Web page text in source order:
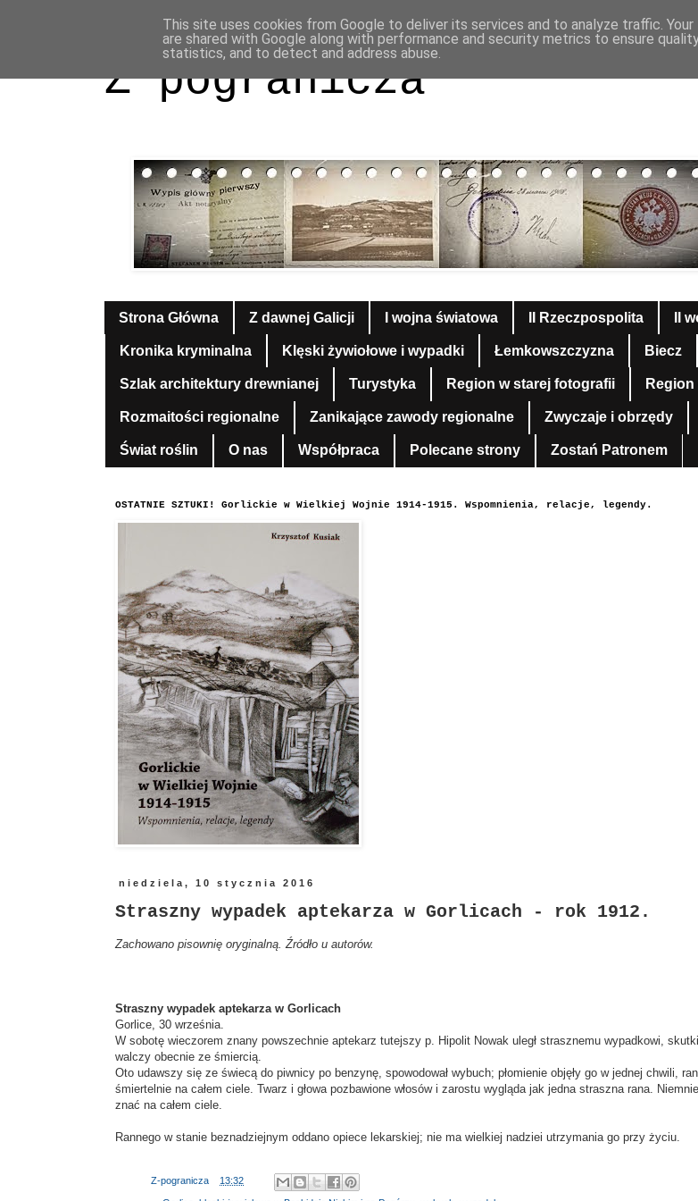
Z pogranicza
Strona Główna Z dawnej Galicji I wojna światowa II Rzeczpospolita II
Kronika kryminalna Klęski żywiołowe i wypadki Łemkowszczyzna Biecz
Szlak architektury drewnianej Turystyka Region w starej fotografii
Rozmaitości regionalne Zanikające zawody regionalne Zwyczaje i obrzędy
Świat roślin O nas Współpraca Polecane strony Zostań Patronem
OSTATNIE SZTUKI! Gorlickie w Wielkiej Wojnie 1914-1915. Wspomnienia, relacje, legendy.
niedziela, 10 stycznia 2016
Straszny wypadek aptekarza w Gorlicach - rok 1912.
Zachowano pisownię oryginalną. Źródło u autorów.
Straszny wypadek aptekarza w Gorlicach
Gorlice, 30 września.
W sobotę wieczorem znany powszechnie aptekarz tutejszy p. Hipolit Nowak uległ strasznemu wypadkowi,
walczy obecnie ze śmiercią.
Oto udawszy się ze świecą do piwnicy po benzynę, spowodował wybuch; płomienie objęły go w jednej chwili,
śmiertelnie na całem ciele. Twarz i głowa pozbawione włosów i zarostu wygląda jak jedna straszna rana.
znać na całem ciele.
Rannego w stanie beznadziejnym oddano opiece lekarskiej; nie ma wielkiej nadziei utrzymania go przy życiu.
Z-pogranicza 13:32
This site uses cookies from Google to deliver its services and to analyze traffic.
are shared with Google along with performance and security metrics to ensure
statistics, and to detect and address abuse.